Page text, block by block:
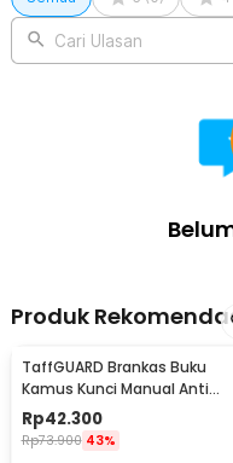
Rincian yang Anda
1 x TaffGUARD Kotak
Cari Ulasan
Produk
TaffGUARD Brankas Buku
Kamus Kunci Manual Anti
Maling Hidden Safe Box Kecil -
KB-10L
Rp42.300
Rp73.900 43%